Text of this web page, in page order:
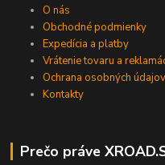
O nás
Obchodné podmienky
Expedícia a platby
Vrátenie tovaru a
Ochrana osobných údajov
Kontakty
Prečo práve